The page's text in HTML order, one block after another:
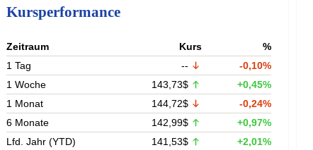
Kursperformance
Zeitraum Kurs
%
1 Tag
--
-0,10%
1 Woche
143,73$
+0,45%
1 Monat
144,72$
-0,24%
6 Monate
142,99$
+0,97%
Lfd. Jahr (YTD)
141,53$
+2,01%